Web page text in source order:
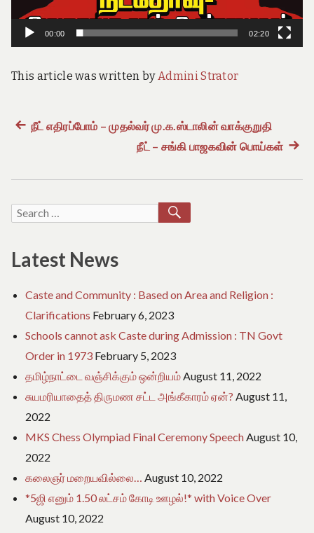
o
f
T
m
i
a
00:00 02:20
This article was written byAdmini Strator
Post
Previous
நீட் எதிரப்போம் – முதல்வர் மு.க.ஸ்டாலின் வாக்குறுதி
நீட் – சங்கி பாஜகவின் பொய்கள்Next
Search
Latest News
Caste and Community : Based on Area and Religion :
Clarifications February 6, 2023
Schools cannot ask Caste during Admission : TN Govt
Order in 1973 February 5, 2023
தமிழ்நாட்டை வஞ்சிக்கும் ஒன்றியம் August 11, 2022
சுயமரியாதைத் திருமண சட்ட அங்கீகாரம் ஏன்? August 11,
2022
MKS Chess Olympiad Final Ceremony Speech August 10,
2022
கலைஞர் மறையவில்லை…
August 10, 2022
*5ஜி எனும் 1.50 லட்சம் கோடி ஊழல்!* with Voice Over
August 10, 2022